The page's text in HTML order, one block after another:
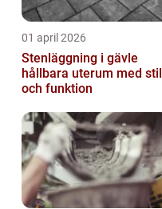
01 april 2026
Stenläggning i gävle
hållbara uterum med stil
och funktion